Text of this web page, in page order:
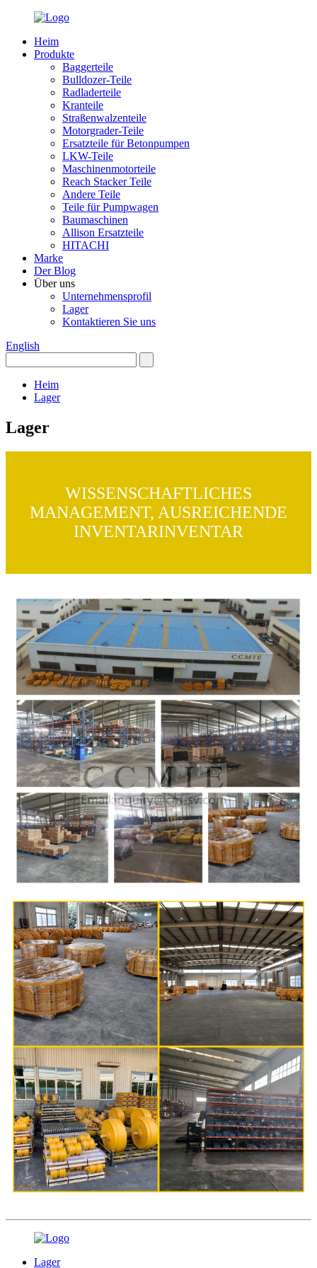
Heim
Produkte
Baggerteile
Bulldozer-Teile
Radladerteile
Kranteile
Straßenwalzenteile
Motorgrader-Teile
Ersatzteile für Betonpumpen
LKW-Teile
Maschinenmotorteile
Reach Stacker Teile
Andere Teile
Teile für Pumpwagen
Baumaschinen
Allison Ersatzteile
HITACHI
Marke
Der Blog
Über uns
Unternehmensprofil
Lager
Kontaktieren Sie uns
English
Heim
Lager
Lager
WISSENSCHAFTLICHES
MANAGEMENT, AUSREICHENDE
INVENTARINVENTAR
Lager